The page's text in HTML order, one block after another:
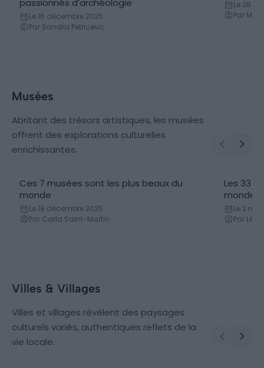
Le 16 décembre 2025
Par Sandra Petricevic
Le 28
Par
Musées
Abritant des trésors artistiques, les musées
offrent des explorations culturelles
enrichissantes.
Ces 7 musées sont les plus beaux du
monde
Le 19 décembre 2025
Par Carla Saint-Martin
Les 33
monde
Le 2
Par Léa
Villes & Villages
Villes et villages révèlent des paysages
culturels variés, authentiques reflets de la
vie locale.